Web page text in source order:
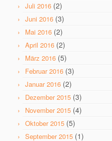
Juli 2016 (2)
Juni 2016 (3)
Mai 2016 (2)
April 2016 (2)
März 2016 (5)
Februar 2016 (3)
Januar 2016 (2)
Dezember 2015 (3)
November 2015 (4)
Oktober 2015 (5)
September 2015 (1)